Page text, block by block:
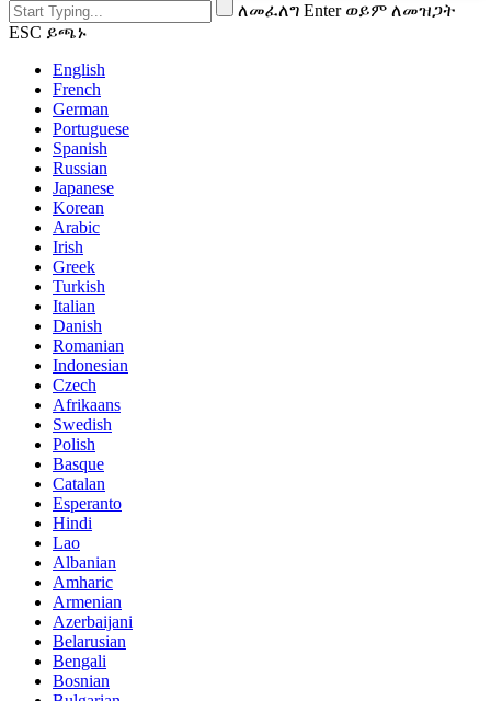
ለመፈለግ Enter ወይም ለመዝጋት
ESC ይጫኑ
English
French
German
Portuguese
Spanish
Russian
Japanese
Korean
Arabic
Irish
Greek
Turkish
Italian
Danish
Romanian
Indonesian
Czech
Afrikaans
Swedish
Polish
Basque
Catalan
Esperanto
Hindi
Lao
Albanian
Amharic
Armenian
Azerbaijani
Belarusian
Bengali
Bosnian